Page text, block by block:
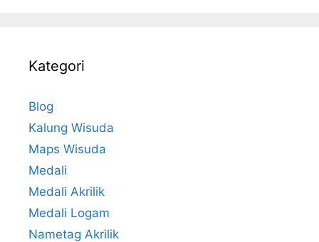
Kategori
Blog
Kalung Wisuda
Maps Wisuda
Medali
Medali Akrilik
Medali Logam
Nametag Akrilik